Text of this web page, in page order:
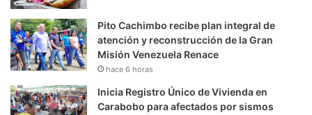
Pito Cachimbo recibe plan integral de
atención y reconstrucción de la Gran
Misión Venezuela Renace
hace 6 horas
Inicia Registro Único de Vivienda en
Carabobo para afectados por sismos